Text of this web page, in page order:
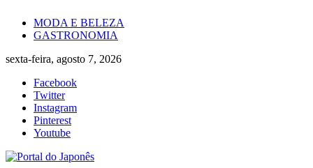
content
MODA E BELEZA
GASTRONOMIA
sexta-feira, agosto 7, 2026
Facebook
Twitter
Instagram
Pinterest
Youtube